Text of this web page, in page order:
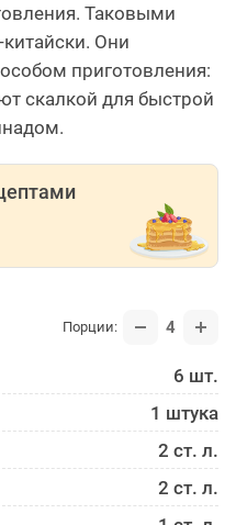
Таковыми
Они
приготовления:
скалкой для быстрой
Порции: 4
6 шт.
1 штука
2 ст. л.
2 ст. л.